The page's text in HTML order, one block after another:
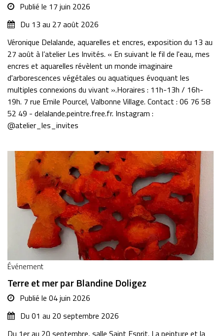
Publié le 17 juin 2026
Du 13 au 27 août 2026
Véronique Delalande, aquarelles et encres, exposition du 13 au
27 août à l’atelier Les Invités. « En suivant le fil de l'eau, mes
encres et aquarelles révèlent un monde imaginaire
d'arborescences végétales ou aquatiques évoquant les
multiples connexions du vivant ».Horaires : 11h-13h / 16h-
19h. 7 rue Emile Pourcel, Valbonne Village. Contact : 06 76 58
52 49 - delalande.peintre.free.fr. Instagram :
@atelier_les_invites
Événement
Terre et mer par Blandine Doligez
Publié le 04 juin 2026
Du 01 au 20 septembre 2026
Du 1er au 20 septembre, salle Saint Esprit. La peinture et la